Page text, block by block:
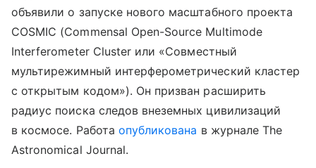
объявили о запуске нового масштабного проекта
COSMIC (Commensal Open-Source Multimode
Interferometer Cluster или «Совместный
мультирежимный интерферометрический кластер
с открытым кодом»). Он призван расширить
радиус поиска следов внеземных цивилизаций
в космосе. Работа опубликована в журнале The
Astronomical Journal.